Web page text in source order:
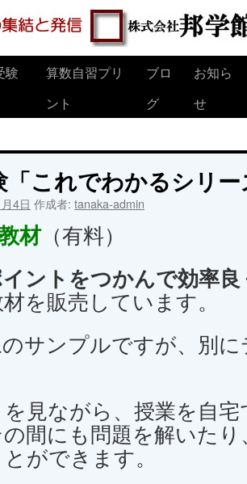
験
算数自習プリ
ント
ブロ
グ
お知ら
せ
「これでわかるシリ
4日 作成者: tanaka-admin
材（有料）
ントをつかんで効率
を販売しています。
サンプルですが、別
見ながら、授業を自
間にも問題を解いた
ができます。